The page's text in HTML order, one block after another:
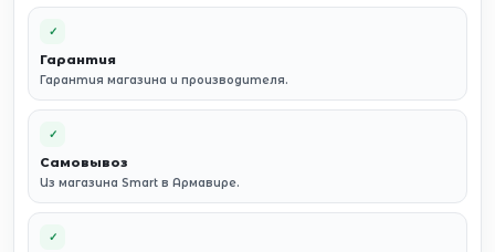
✓
Гарантия
Гарантия магазина и производителя.
✓
Самовывоз
Из магазина Smart в Армавире.
✓